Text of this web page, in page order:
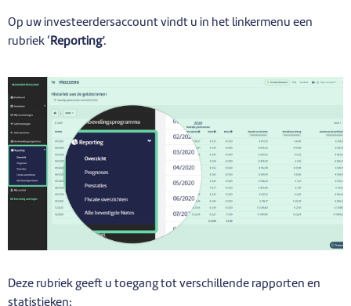
Op uw investeerdersaccount vindt u in het linkermenu een
rubriek ‘Reporting’.
Deze rubriek geeft u toegang tot verschillende rapporten en
statistieken: